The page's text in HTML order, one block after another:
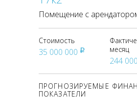
Помещение с
Стоимость
35 000 000 pуб
месяц
244 000
ПРОГНОЗИРУЕМЫЕ
ПОКАЗАТЕЛИ